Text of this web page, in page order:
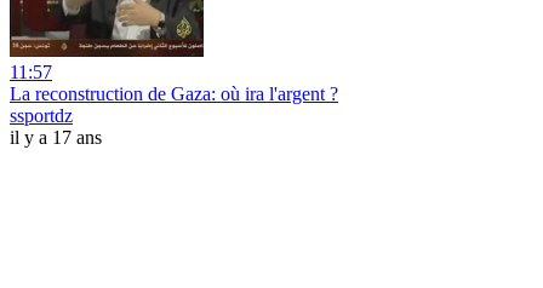
11:57
La reconstruction de Gaza: où ira l'argent ?
ssportdz
il y a 17 ans